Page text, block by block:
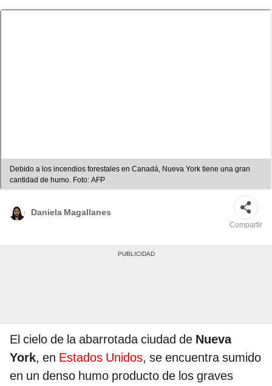
Debido a los incendios forestales en Canadá, Nueva York tiene una gran
cantidad de humo. Foto: AFP
Daniela Magallanes
Compartir
El cielo de la abarrotada ciudad de Nueva
York, en Estados Unidos, se encuentra sumido
en un denso humo producto de los graves